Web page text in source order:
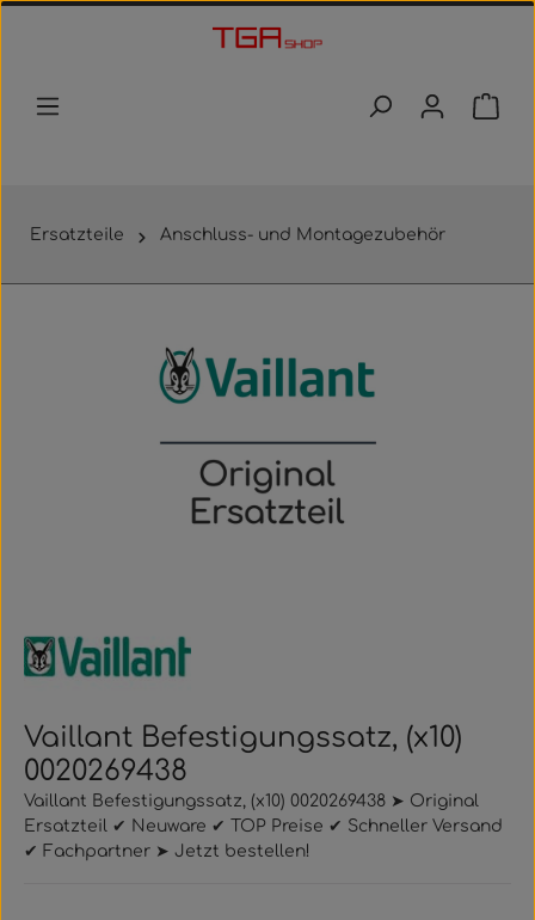
Zum Hauptinhalt springen
Ersatzteile Anschluss- und Montagezubehör
Vaillant Befestigungssatz, (x10)
0020269438
Vaillant Befestigungssatz, (x10) 0020269438 ➤ Original
Ersatzteil ✔ Neuware ✔ TOP Preise ✔ Schneller Versand
✔ Fachpartner ➤ Jetzt bestellen!